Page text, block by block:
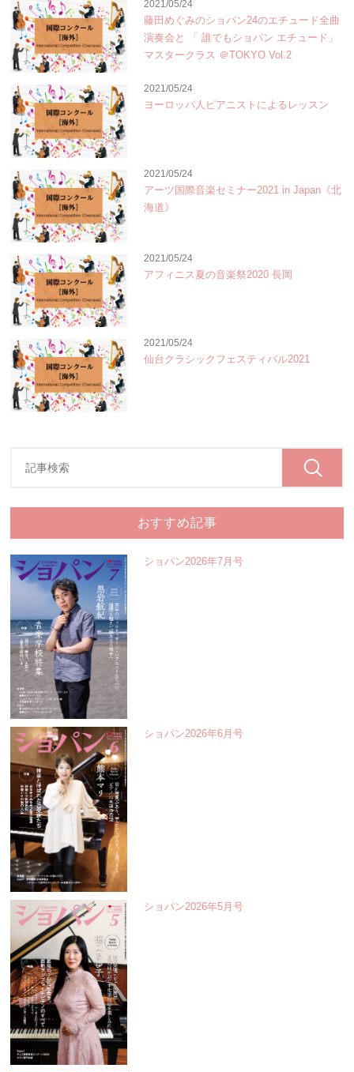
2021/05/24
藤田めぐみのショパン24のエチュード全曲
演奏会と 「 誰でもショパン エチュード」
マスタークラス ＠TOKYO Vol.2
2021/05/24
ヨーロッパ人ピアニストによるレッスン
2021/05/24
アーツ国際音楽セミナー2021 in Japan《北
海道》
2021/05/24
アフィニス夏の音楽祭2020 長岡
2021/05/24
仙台クラシックフェスティバル2021
おすすめ記事
ショパン2026年7月号
ショパン2026年6月号
ショパン2026年5月号